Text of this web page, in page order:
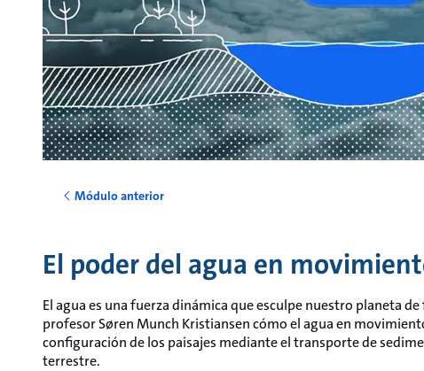
Módulo anterior
El poder del agua en
El agua es una fuerza dinámica que esculpe nuestro planeta
profesor Søren Munch Kristiansen cómo el agua en
configuración de los paisajes mediante el transporte de
terrestre.